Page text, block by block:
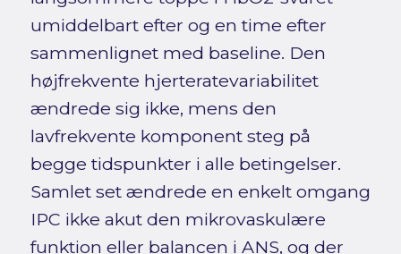
umiddelbart efter og en time efter
sammenlignet med baseline. Den
højfrekvente hjerteratevariabilitet
ændrede sig ikke, mens den
lavfrekvente komponent steg på
begge tidspunkter i alle betingelser.
Samlet set ændrede en enkelt omgang
IPC ikke akut den mikrovaskulære
funktion eller balancen i ANS, og der